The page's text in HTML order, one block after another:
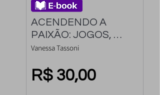
ACENDENDO A
PAIXÃO: JOGOS,
AMOR E DIVERSÃO
Vanessa Tassoni
R$ 30,00